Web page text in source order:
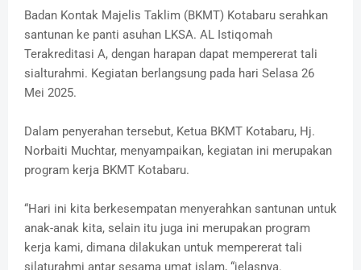
Badan Kontak Majelis Taklim (BKMT) Kotabaru serahkan
santunan ke panti asuhan LKSA. AL Istiqomah
Terakreditasi A, dengan harapan dapat mempererat tali
sialturahmi. Kegiatan berlangsung pada hari Selasa 26
Mei 2025.
Dalam penyerahan tersebut, Ketua BKMT Kotabaru, Hj.
Norbaiti Muchtar, menyampaikan, kegiatan ini merupakan
program kerja BKMT Kotabaru.
“Hari ini kita berkesempatan menyerahkan santunan untuk
anak-anak kita, selain itu juga ini merupakan program
kerja kami, dimana dilakukan untuk mempererat tali
silaturahmi antar sesama umat islam, “jelasnya.